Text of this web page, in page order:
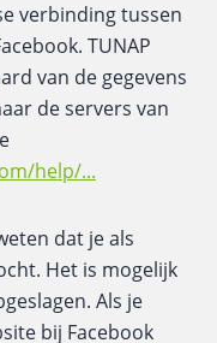
verbinding tussen
TUNAP
van de gegevens
de servers van
help/...
dat je als
Het is mogelijk
Als je
bij Facebook